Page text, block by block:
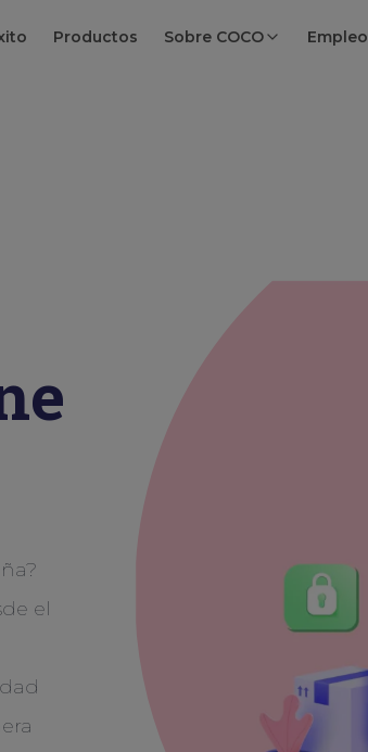
Productos Sobre COCO Empleo
el